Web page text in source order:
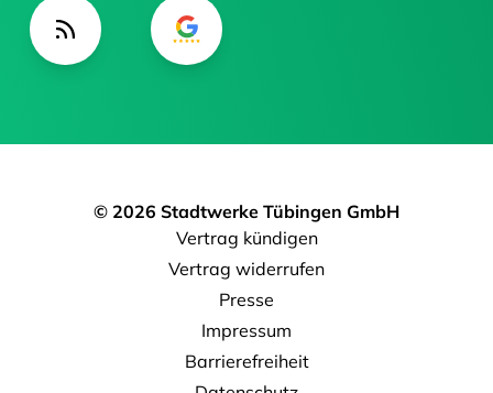
© 2026 Stadtwerke Tübingen GmbH
Vertrag kündigen
Vertrag widerrufen
Presse
Impressum
Barrierefreiheit